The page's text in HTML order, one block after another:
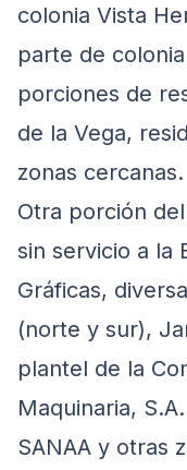
colonia Vista
parte de
porciones de
de la Vega,
zonas cercanas.
Otra porción
sin servicio a la
Gráficas,
(norte y sur),
plantel de la
Maquinaria,
SANAA y otras